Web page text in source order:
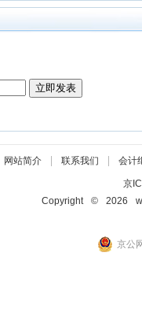
网站简介| 联系我们 会计
京
Copyright © 2026
京公